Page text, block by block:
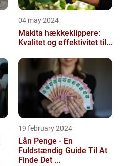
04 may 2024
Makita hækkeklippere:
Kvalitet og effektivitet til...
19 february 2024
Lån Penge - En
Fuldstændig Guide Til At
Finde Det ...